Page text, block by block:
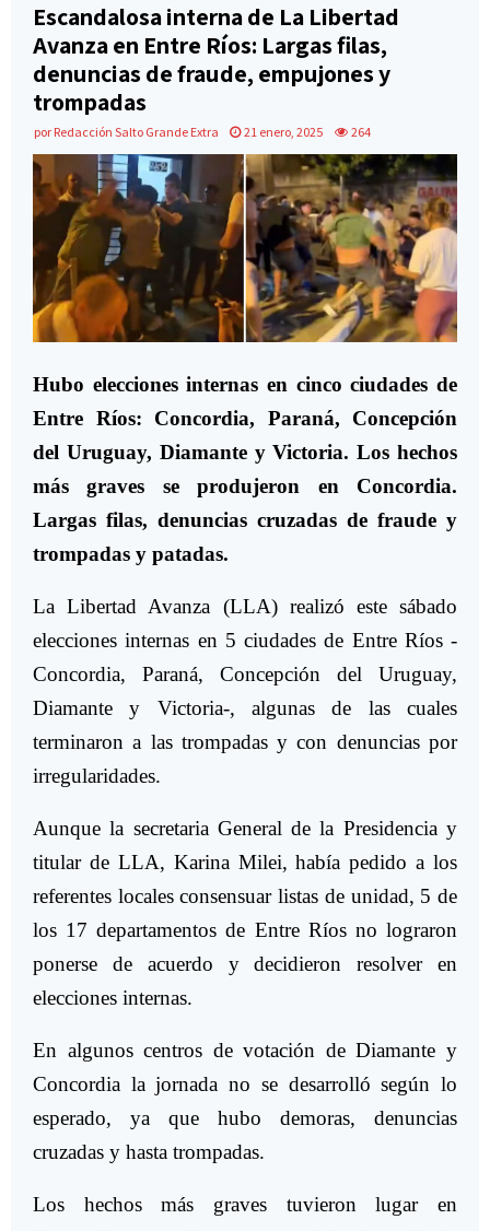
Escandalosa interna de La Libertad
Avanza en Entre Ríos: Largas filas,
denuncias de fraude, empujones y
trompadas
por Redacción Salto Grande Extra 21 enero, 2025 264
Hubo elecciones internas en cinco ciudades de
Entre Ríos: Concordia, Paraná, Concepción
del Uruguay, Diamante y Victoria. Los hechos
más graves se produjeron en Concordia.
Largas filas, denuncias cruzadas de fraude y
trompadas y patadas.
La Libertad Avanza (LLA) realizó este sábado
elecciones internas en 5 ciudades de Entre Ríos -
Concordia, Paraná, Concepción del Uruguay,
Diamante y Victoria-, algunas de las cuales
terminaron a las trompadas y con denuncias por
irregularidades.
Aunque la secretaria General de la Presidencia y
titular de LLA, Karina Milei, había pedido a los
referentes locales consensuar listas de unidad, 5 de
los 17 departamentos de Entre Ríos no lograron
ponerse de acuerdo y decidieron resolver en
elecciones internas.
En algunos centros de votación de Diamante y
Concordia la jornada no se desarrolló según lo
esperado, ya que hubo demoras, denuncias
cruzadas y hasta trompadas.
Los hechos más graves tuvieron lugar en